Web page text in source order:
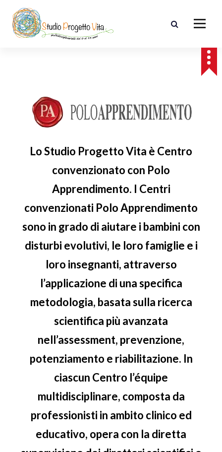
Lo Studio Progetto Vita è Centro
convenzionato con Polo
Apprendimento. I Centri
convenzionati Polo Apprendimento
sono in grado di aiutare i bambini con
disturbi evolutivi, le loro famiglie e i
loro insegnanti, attraverso
l’applicazione di una specifica
metodologia, basata sulla ricerca
scientifica più avanzata
nell’assessment, prevenzione,
potenziamento e riabilitazione. In
ciascun Centro l’équipe
multidisciplinare, composta da
professionisti in ambito clinico ed
educativo, opera con la diretta